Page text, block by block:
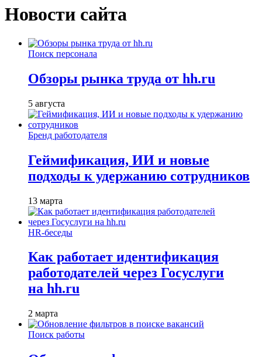
Новости сайта
Поиск персонала
Обзоры рынка труда от hh.ru
5 августа
Бренд работодателя
Геймификация, ИИ и новые
подходы к удержанию сотрудников
13 марта
HR-беседы
Как работает идентификация
работодателей через Госуслуги
на hh.ru
2 марта
Поиск работы